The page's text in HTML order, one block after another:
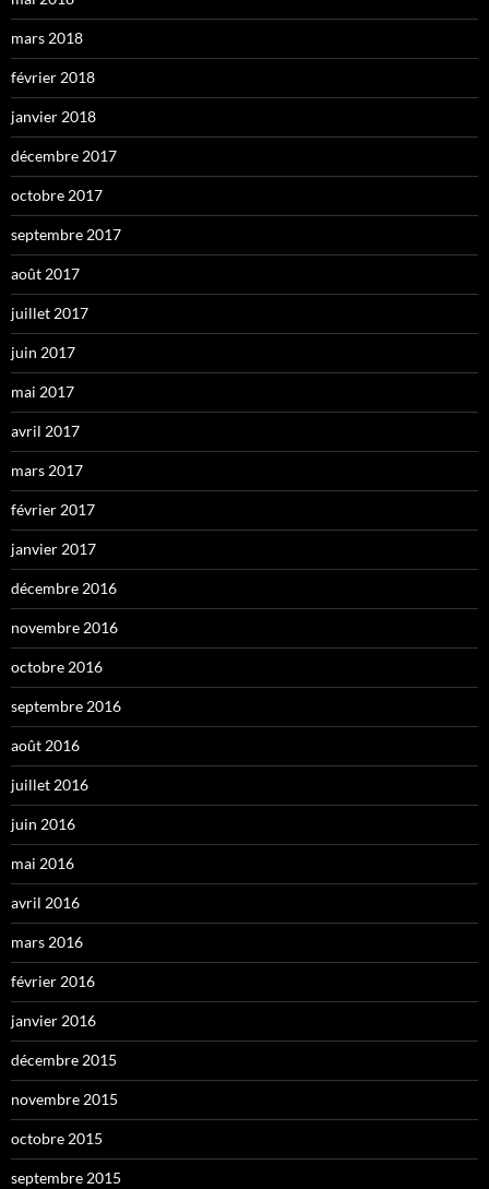
mars 2018
février 2018
janvier 2018
décembre 2017
octobre 2017
septembre 2017
août 2017
juillet 2017
juin 2017
mai 2017
avril 2017
mars 2017
février 2017
janvier 2017
décembre 2016
novembre 2016
octobre 2016
septembre 2016
août 2016
juillet 2016
juin 2016
mai 2016
avril 2016
mars 2016
février 2016
janvier 2016
décembre 2015
novembre 2015
octobre 2015
septembre 2015